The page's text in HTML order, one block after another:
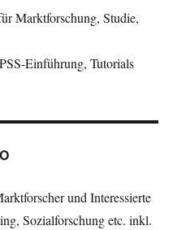
Marktforschung, Studie,
Einführung, Tutorials
und Interessierte
Sozialforschung etc. inkl.